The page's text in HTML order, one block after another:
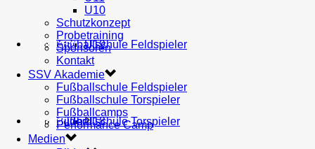
AH U19
U18
Fußballschule Feldspieler
Fußballschule Torspieler
MEDIEN
Bilder
SHOP
U10
Schutzkonzept
Probetraining
Sponsoren
Kontakt
SSV Akademie
Fußballschule Feldspieler
Fußballschule Torspieler
Fußballcamps
Performance Camp
Medien